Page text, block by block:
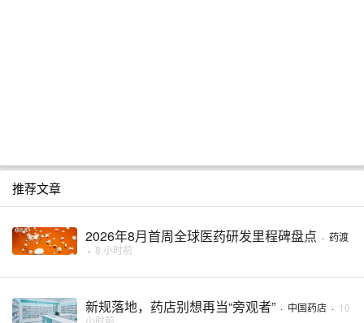
推荐文章
2026年8月首周全球医药研发里程碑盘点 · 药渡
· 8 小时前
新规落地，药店别想再当“旁观者” · 中国药店 · 10